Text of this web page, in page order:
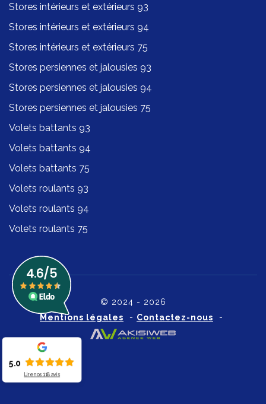
Stores intérieurs et extérieurs 93
Stores intérieurs et extérieurs 94
Stores intérieurs et extérieurs 75
Stores persiennes et jalousies 93
Stores persiennes et jalousies 94
Stores persiennes et jalousies 75
Volets battants 93
Volets battants 94
Volets battants 75
Volets roulants 93
Volets roulants 94
Volets roulants 75
© 2024 - 2026
Mentions légales - Contactez-nous -
5.0
Lire nos 118 avis